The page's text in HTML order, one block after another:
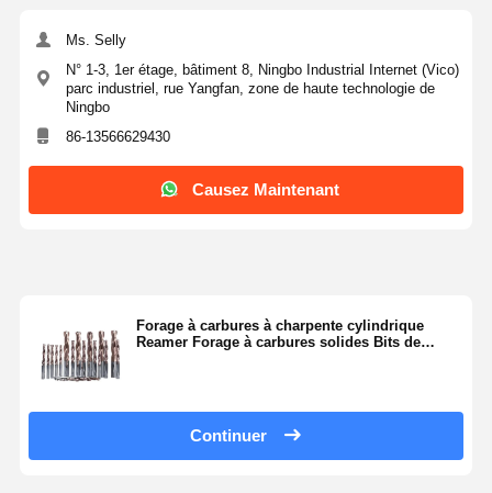
Ms. Selly
N° 1-3, 1er étage, bâtiment 8, Ningbo Industrial Internet (Vico)
parc industriel, rue Yangfan, zone de haute technologie de
Ningbo
86-13566629430
Causez Maintenant
Forage à carbures à charpente cylindrique
Reamer Forage à carbures solides Bits de
Continuer